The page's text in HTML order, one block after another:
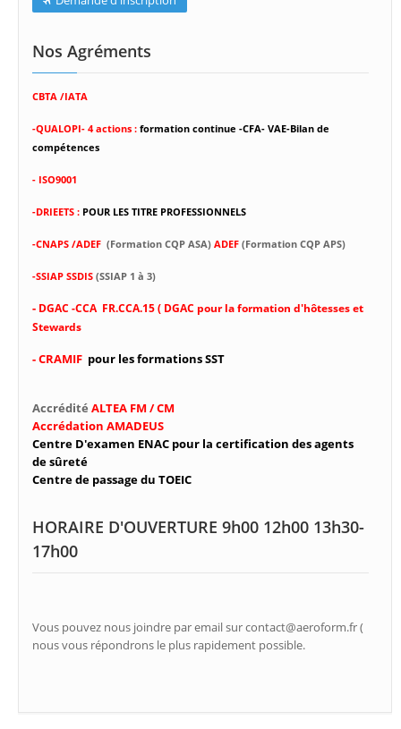
Nos Agréments
CBTA /IATA
-QUALOPI- 4 actions : formation continue -CFA- VAE-Bilan de
compétences
- ISO9001
-DRIEETS : POUR LES TITRE PROFESSIONNELS
-CNAPS /ADEF (Formation CQP ASA) ADEF (Formation CQP APS)
-SSIAP SSDIS (SSIAP 1 à 3)
- DGAC -CCA FR.CCA.15 ( DGAC pour la formation d'hôtesses et
Stewards
- CRAMIF pour les formations SST
Accrédité ALTEA FM / CM
Accrédation AMADEUS
Centre D'examen ENAC pour la certification des agents
de sûreté
Centre de passage du TOEIC
HORAIRE D'OUVERTURE 9h00 12h00 13h30-
17h00
Vous pouvez nous joindre par email sur contact@aeroform.fr (
nous vous répondrons le plus rapidement possible.